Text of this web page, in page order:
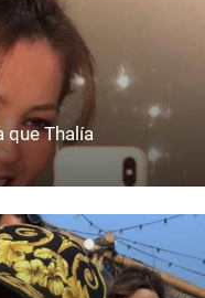
que Thalía